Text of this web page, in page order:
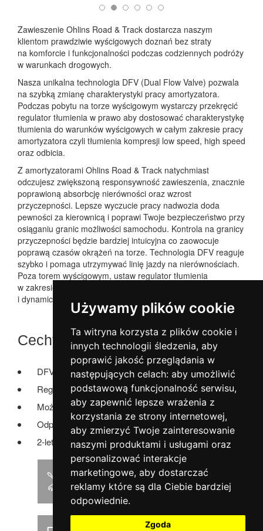
Używamy plików cookie
Ta witryna korzysta z plików cookie i
innych technologii śledzenia, aby
poprawić jakość przeglądania w
następujących celach: aby umożliwić
podstawową funkcjonalność serwisu,
aby zapewnić lepsze wrażenia z
korzystania ze strony internetowej,
aby zmierzyć Twoje zainteresowanie
naszymi produktami i usługami oraz
personalizować interakcje
marketingowe, aby dostarczać
reklamy które są dla Ciebie bardziej
odpowiednie.
Zgoda
Zawieszenie Ohlins Road & Track dostarcza naszym
klientom prawdziwie wyścigowych doznań bez straty
na komforcie i funkcjonalności podczas codziennych podróży
w warunkach drogowych.
Nasza unikalna technologia DFV (Dual Flow Valve) pozwala
na szybką zmianę charakterystyki pracy amortyzatora.
Podczas pobytu na torze wyścigowym wystarczy przekręcić
regulator tłumienia w prawo aby dostosować charakterystykę
tłumienia do warunków wyścigowych w całym zakresie pracy
amortyzatora czyli tłumienia kompresji low speed, high speed
oraz odbicia.
Z amortyzatorami Ohlins Road & Track natychmiast
odczujesz zwiększoną responsywność zawieszenia, znacznie
poprawioną absorbcję nierówności oraz wzrost
przyczepności. Lepsze wyczucie pracy nadwozia doda
pewności za kierownicą i poprawi Twoje bezpieczeństwo przy
osiąganiu granic możliwości samochodu. Kontrola na granicy
przyczepności będzie bardziej intuicyjna co zaowocuje
poprawą czasów okrążeń na torze. Technologia DFV reaguje
szybko i pomaga utrzymywać linię jazdy na nierównościach.
Poza torem wyścigowym, ustaw regulator tłumienia
w zakresie drogowym i ciesz się bezpośrednim
i dynamicznym prowadzeniem bez utraty komfortu.
Cechy:
DFV technology (Dual Flow Valve)
Regulacja wysokości
Możliwość serwisowania
Odporność antykorozyjna (ISO 9227)
2-letnia gwarancja
Instrukcja montażu